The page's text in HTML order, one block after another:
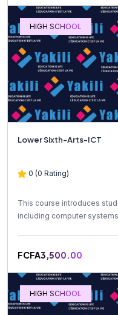
HIGH SCHOOL
Lower Sixth-Arts-ICT
0 (0 Rating)
This course introduces
including computer
FCFA3,500.00
HIGH SCHOOL